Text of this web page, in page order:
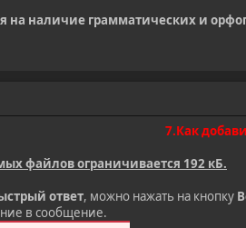
на наличие грамматических и
7.Как
файлов ограничивается 192 кБ.
ответ, можно нажать на кнопку
в сообщение.